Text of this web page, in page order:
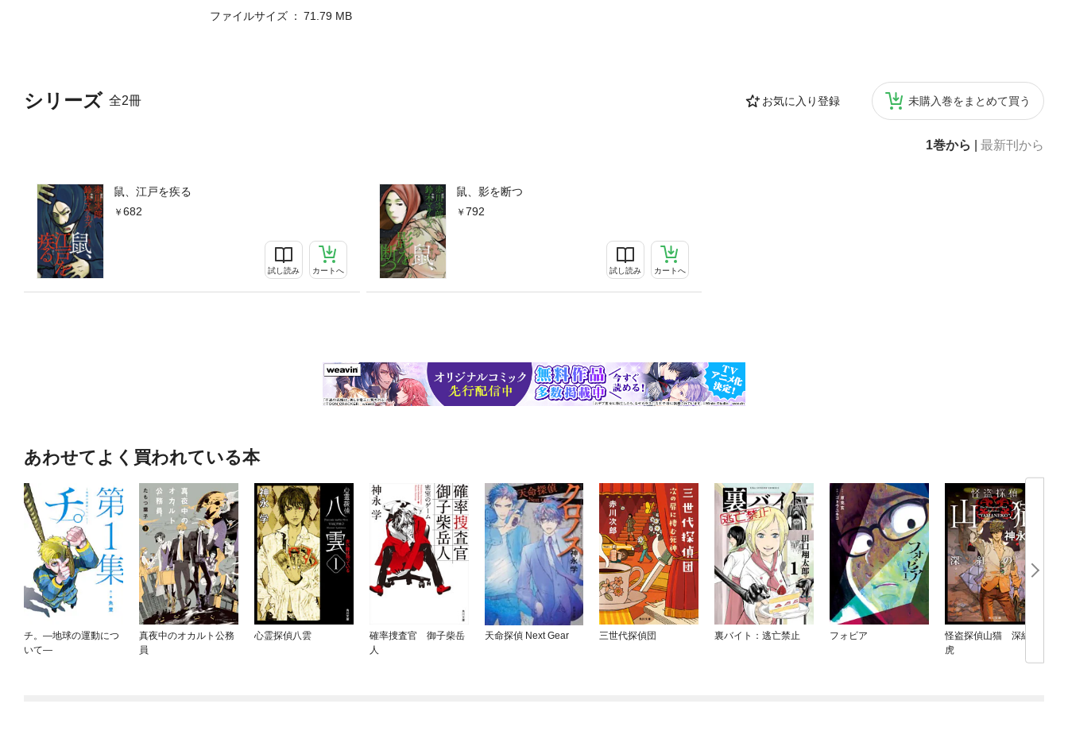
シリーズ 全2冊 お気に入り登録 未購入巻をまとめて買う
1巻から 最新刊から
鼠、江戸を疾る
682
試し読み カートへ
鼠、影を断つ
792
試し読み カートへ
ファイルサイズ
71.79 MB
あわせてよく買われている本
チ。—地球の運動につ
いて—
真夜中のオカルト公務
員
心霊探偵八雲
確率捜査官 御子柴岳
人
天命探偵 Next Gear 三世代探偵団 裏バイト：逃亡禁止 フォビア
怪盗探偵山猫 深紅の
虎